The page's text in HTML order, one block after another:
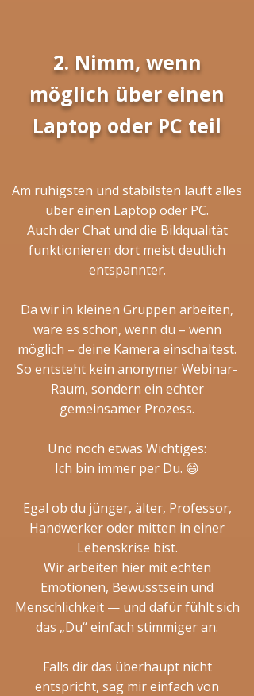
2. Nimm, wenn
möglich über einen
Laptop oder PC teil
Am ruhigsten und stabilsten läuft alles
über einen Laptop oder PC.
Auch der Chat und die Bildqualität
funktionieren dort meist deutlich
entspannter.
Da wir in kleinen Gruppen arbeiten,
wäre es schön, wenn du – wenn
möglich – deine Kamera einschaltest.
So entsteht kein anonymer Webinar-
Raum, sondern ein echter
gemeinsamer Prozess.
Und noch etwas Wichtiges:
Ich bin immer per Du. 😄
Egal ob du jünger, älter, Professor,
Handwerker oder mitten in einer
Lebenskrise bist.
Wir arbeiten hier mit echten
Emotionen, Bewusstsein und
Menschlichkeit — und dafür fühlt sich
das „Du“ einfach stimmiger an.
Falls dir das überhaupt nicht
entspricht, sag mir einfach von